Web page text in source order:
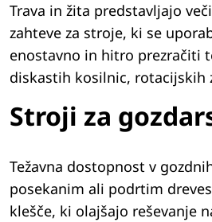
Trava in žita predstavljajo
zahteve za stroje, ki se
enostavno in hitro prezračiti
diskastih kosilnic, rotacijskih
Stroji za
Težavna dostopnost v
posekanim ali podrtim
klešče, ki olajšajo reševanje